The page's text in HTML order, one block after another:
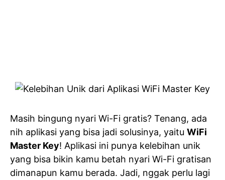
Masih bingung nyari Wi-Fi gratis? Tenang, ada
nih aplikasi yang bisa jadi solusinya, yaitu WiFi
Master Key! Aplikasi ini punya kelebihan unik
yang bisa bikin kamu betah nyari Wi-Fi gratisan
dimanapun kamu berada. Jadi, nggak perlu lagi